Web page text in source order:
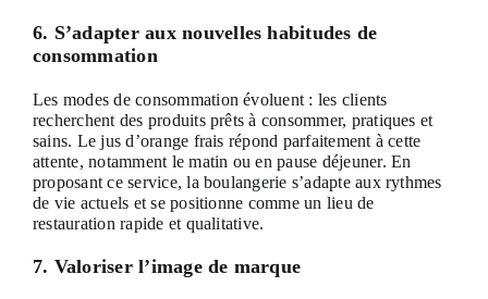
6. S’adapter aux nouvelles habitudes de
consommation
Les modes de consommation évoluent : les clients
recherchent des produits prêts à consommer, pratiques et
sains. Le jus d’orange frais répond parfaitement à cette
attente, notamment le matin ou en pause déjeuner. En
proposant ce service, la boulangerie s’adapte aux rythmes
de vie actuels et se positionne comme un lieu de
restauration rapide et qualitative.
7. Valoriser l’image de marque